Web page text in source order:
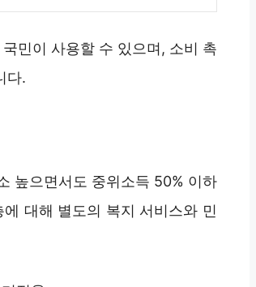
민이 사용할 수 있으며, 소비 촉
다.
높으면서도 중위소득 50% 이하
대해 별도의 복지 서비스와 민